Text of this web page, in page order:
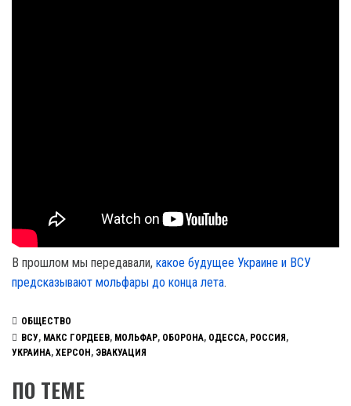
В прошлом мы передавали, какое будущее Украине и ВСУ
предсказывают мольфары до конца лета.
ОБЩЕСТВО
ВСУ, МАКС ГОРДЕЕВ, МОЛЬФАР, ОБОРОНА, ОДЕССА, РОССИЯ,
УКРАИНА, ХЕРСОН , ЭВАКУАЦИЯ
ПО ТЕМЕ